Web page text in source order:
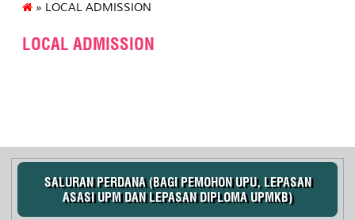
» LOCAL ADMISSION
LOCAL ADMISSION
SALURAN PERDANA (BAGI PEMOHON UPU, LEPASAN
ASASI UPM DAN LEPASAN DIPLOMA UPMKB)